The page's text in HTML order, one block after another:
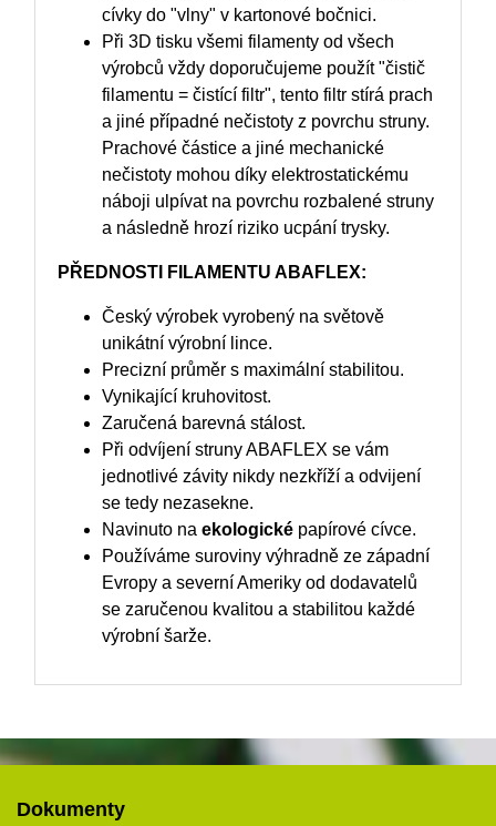
cívky do "vlny" v kartonové bočnici.
Při 3D tisku všemi filamenty od všech
výrobců vždy doporučujeme použít "čistič
filamentu = čistící filtr", tento filtr stírá prach
a jiné případné nečistoty z povrchu struny.
Prachové částice a jiné mechanické
nečistoty mohou díky elektrostatickému
náboji ulpívat na povrchu rozbalené struny
a následně hrozí riziko ucpání trysky.
PŘEDNOSTI FILAMENTU ABAFLEX:
Český výrobek vyrobený na světově
unikátní výrobní lince.
Precizní průměr s maximální stabilitou.
Vynikající kruhovitost.
Zaručená barevná stálost.
Při odvíjení struny ABAFLEX se vám
jednotlivé závity nikdy nezkříží a odvijení
se tedy nezasekne.
Navinuto na ekologické papírové cívce.
Používáme suroviny výhradně ze západní
Evropy a severní Ameriky od dodavatelů
se zaručenou kvalitou a stabilitou každé
výrobní šarže.
Dokumenty